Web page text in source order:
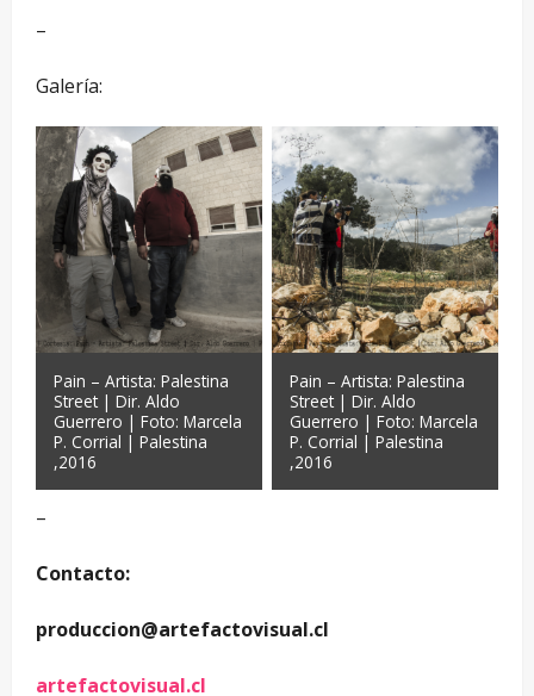
–
Galería:
Pain – Artista: Palestina
Street | Dir. Aldo
Guerrero | Foto: Marcela
P. Corrial | Palestina
,2016
Pain – Artista: Palestina
Street | Dir. Aldo
Guerrero | Foto: Marcela
P. Corrial | Palestina
,2016
–
Contacto:
produccion@artefactovisual.cl
artefactovisual.cl